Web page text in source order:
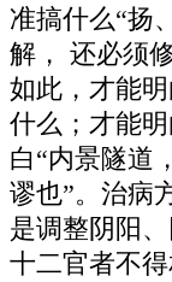
准搞什么“扬
解， 还必须
如此，才能
什么；才能
白“内景隧道
谬也”。治病
是调整阴阳
十二官者不